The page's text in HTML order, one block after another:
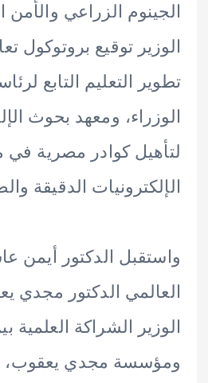
الزراعي والأمن
توقيع بروتوكول تعاون
التعليم التابع لرئاسة
ومعهد بحوث
كوادر مصرية في مجالات
الدقيقة والطاقة
الدكتور أيمن عاشور،
الدكتور مجدي يعقوب،
الشراكة العلمية بين
مجدي يعقوب،